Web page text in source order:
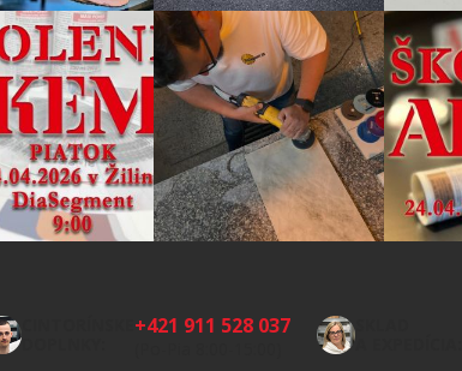
DOPLNKY:
+421 911 528 037
SKLAD
A EXPEDÍCIA: